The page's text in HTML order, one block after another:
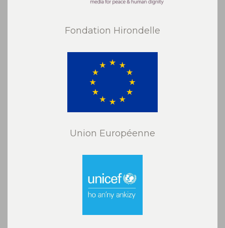
Fondation Hirondelle
Union Européenne